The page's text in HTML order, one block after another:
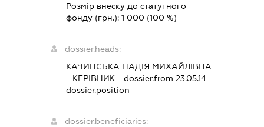
Розмір внеску до статутного
фонду (грн.):1 000 (100 %)
dossier.heads:
КАЧИНСЬКА НАДІЯ МИХАЙЛІВНА
- КЕРІВНИК - dossier.from 23.05.14
dossier.position -
dossier.beneficiaries: